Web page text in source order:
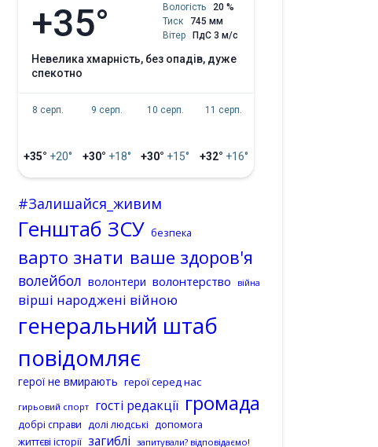
+35° Вологість
20 %
Тиск
745 мм
Вітер
ПдС 3 м/с
невелика хмарність, без опадів, дуже
спекотно
8 серп.
+35° +20°
9 серп.
+30° +18°
10 серп.
+30° +15°
11 серп.
+32° +16°
#Залишайся_живим
Генштаб ЗСУ безпека
варто знати ваше здоров'я
волейбол волонтери волонтерство війна
вірші народжені війною
генеральний штаб
повідомляє
герої не вмирають герої серед нас
гирьовий спорт гості редакції громада
добрі справи долі людські допомога
життєві історії загиблі запитували? відповідаємо!